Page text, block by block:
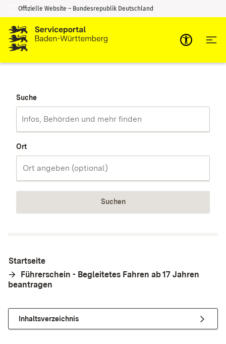
Zum Inhalt springen
Zur Suche springen
Offizielle Website – Bundesrepublik Deutschland
Suche
Ort
Suchen
Startseite
Führerschein - Begleitetes Fahren ab 17 Jahren
beantragen
Inhaltsverzeichnis